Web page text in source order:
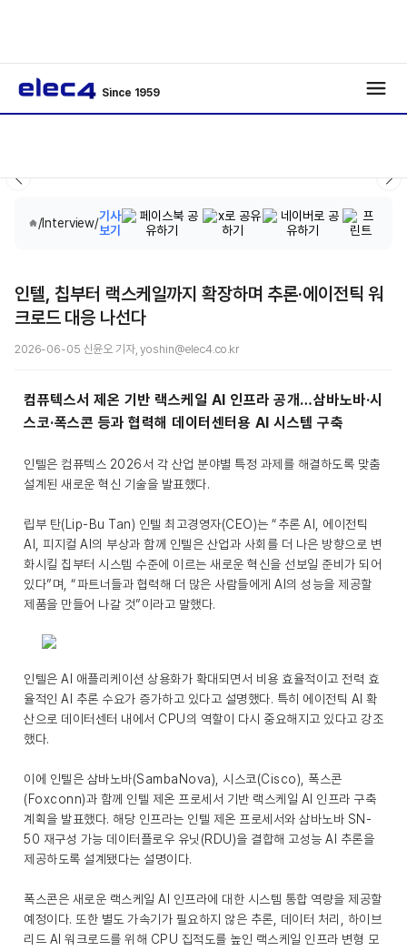
Since 1959
/Interview/기사
보기
인텔, 칩부터 랙스케일까지 확장하며 추론·에이전틱 워
크로드 대응 나선다
2026-06-05 신윤오 기자, yoshin@elec4.co.kr
컴퓨텍스서 제온 기반 랙스케일 AI 인프라 공개…삼바노바·시
스코·폭스콘 등과 협력해 데이터센터용 AI 시스템 구축
인텔은 컴퓨텍스 2026서 각 산업 분야별 특정 과제를 해결하도록 맞춤
설계된 새로운 혁신 기술을 발표했다.
립부 탄(Lip-Bu Tan) 인텔 최고경영자(CEO)는 “추론 AI, 에이전틱
AI, 피지컬 AI의 부상과 함께 인텔은 산업과 사회를 더 나은 방향으로 변
화시킬 칩부터 시스템 수준에 이르는 새로운 혁신을 선보일 준비가 되어
있다”며, “파트너들과 협력해 더 많은 사람들에게 AI의 성능을 제공할
제품을 만들어 나갈 것”이라고 말했다.
인텔은 AI 애플리케이션 상용화가 확대되면서 비용 효율적이고 전력 효
율적인 AI 추론 수요가 증가하고 있다고 설명했다. 특히 에이전틱 AI 확
산으로 데이터센터 내에서 CPU의 역할이 다시 중요해지고 있다고 강조
했다.
이에 인텔은 삼바노바(SambaNova), 시스코(Cisco), 폭스콘
(Foxconn)과 함께 인텔 제온 프로세서 기반 랙스케일 AI 인프라 구축
계획을 발표했다. 해당 인프라는 인텔 제온 프로세서와 삼바노바 SN-
50 재구성 가능 데이터플로우 유닛(RDU)을 결합해 고성능 AI 추론을
제공하도록 설계됐다는 설명이다.
폭스콘은 새로운 랙스케일 AI 인프라에 대한 시스템 통합 역량을 제공할
예정이다. 또한 별도 가속기가 필요하지 않은 추론, 데이터 처리, 하이브
리드 AI 워크로드를 위해 CPU 집적도를 높인 랙스케일 인프라 변형 모